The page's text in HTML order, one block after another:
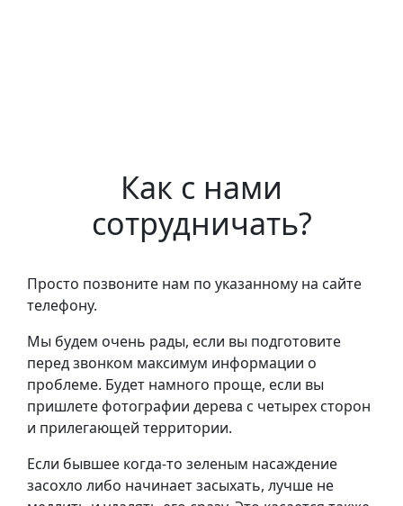
Как с нами
сотрудничать?
Просто позвоните нам по указанному на сайте
телефону.
Мы будем очень рады, если вы подготовите
перед звонком максимум информации о
проблеме. Будет намного проще, если вы
пришлете фотографии дерева с четырех сторон
и прилегающей территории.
Если бывшее когда-то зеленым насаждение
засохло либо начинает засыхать, лучше не